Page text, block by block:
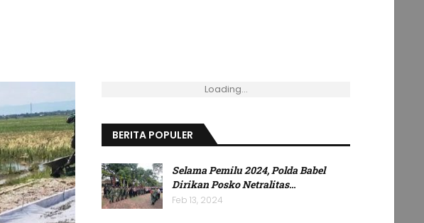
Loading...
BERITA POPULER
Selama Pemilu 2024, Polda Babel
Dirikan Posko Netralitas…
Feb 13, 2024